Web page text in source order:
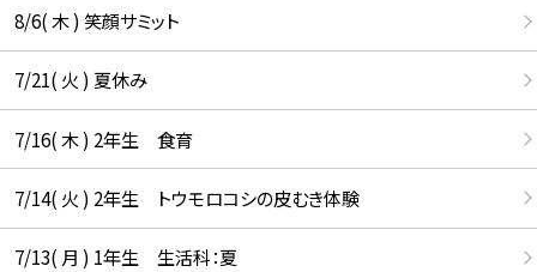
8/6( 木 ) 笑顔サミット
7/21( 火 ) 夏休み
7/16( 木 ) 2年生 食育
7/14( 火 ) 2年生 トウモロコシの皮むき体験
7/13( 月 ) 1年生 生活科：夏